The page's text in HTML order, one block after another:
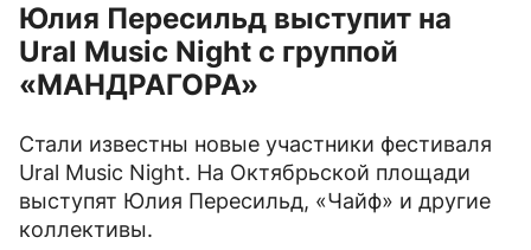
Юлия Пересильд выступит на
Ural Music Night с группой
«МАНДРАГОРА»
Стали известны новые участники фестиваля
Ural Music Night. На Октябрьской площади
выступят Юлия Пересильд, «Чайф» и другие
коллективы.